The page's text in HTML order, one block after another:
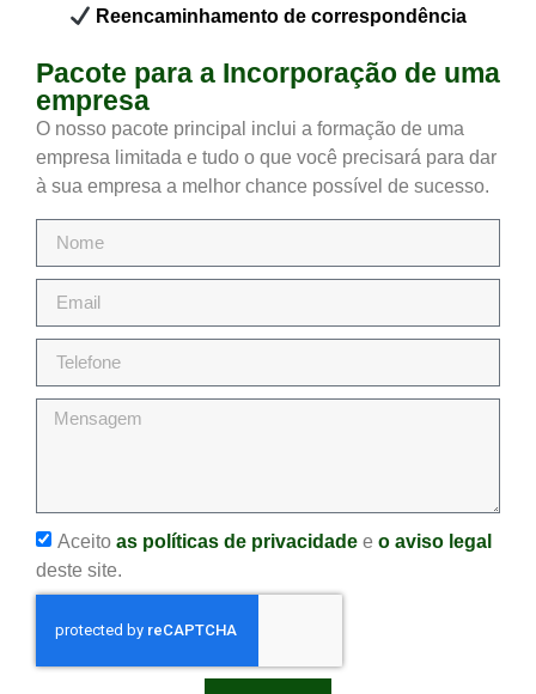
Reencaminhamento de correspondência
Pacote para a Incorporação de uma
empresa
O nosso pacote principal inclui a formação de uma
empresa limitada e tudo o que você precisará para dar
à sua empresa a melhor chance possível de sucesso.
Aceito as políticas de privacidade e o aviso legal
deste site.